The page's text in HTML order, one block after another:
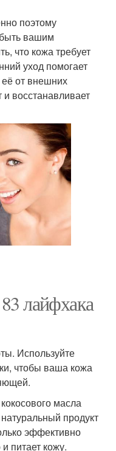
поэтому
вашим
что кожа требует
уход помогает
её от внешних
восстанавливает
лайфхака
Используйте
чтобы ваша кожа
масла
продукт
эффективно
питает кожу.